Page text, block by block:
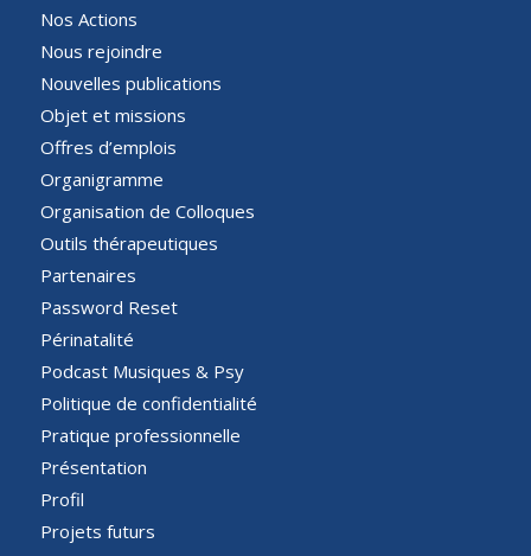
Nos Actions
Nous rejoindre
Nouvelles publications
Objet et missions
Offres d’emplois
Organigramme
Organisation de Colloques
Outils thérapeutiques
Partenaires
Password Reset
Périnatalité
Podcast Musiques & Psy
Politique de confidentialité
Pratique professionnelle
Présentation
Profil
Projets futurs